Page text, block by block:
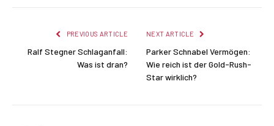
PREVIOUS ARTICLE
Ralf Stegner Schlaganfall:
Was ist dran?
NEXT ARTICLE
Parker Schnabel Vermögen:
Wie reich ist der Gold-Rush-
Star wirklich?